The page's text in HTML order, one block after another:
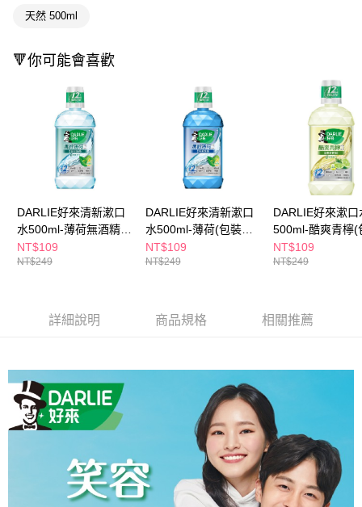
ATM／網路銀行／等多元方式進行付款，方視為交易完成。
※ 請注意：結帳手續完成當下不需立刻繳費，但若您需要取消訂單，請聯絡
後付繳納相關費用。
※ 交易是否成功請以「AFTEE先享後付 」之結帳頁面顯示為準，若有關於
是否繳費成功／繳費後需取消欲退款等相關疑問，請聯繫「AFTEE先享後付
客戶支援中心」
https://netprotections.freshdesk.com/support/home
【注意事項】
１．透過由恩沛科技股份有限公司提供之「AFTEE先享後付」服務完成之交
易，需依本服務之必要範圍內提供個人資料，並將交易相關給付款項請求債
權轉讓予恩沛科技股份有限公司。
２．關於個人資料處理事宜，請瀏覽以下網址：
３．未成年的使用者請事先徵得法定代理人或監護人之同意方可使用
「AFTEE先享後付」，若未經同意申辦者引起之損失，本公司不負相關責
任。
４．使用「AFTEE先享後付」時，將依據個別帳號之用戶狀況，依本公司即
恩沛科技股份有限公司將有權停止該用戶之使用額度並採取法律行動。
萊爾富取貨付款
付款後萊爾富取貨
每筆NT$65，滿NT$490(含以上)免運費
7-11取貨付款
每筆NT$65，滿NT$490(含以上)免運費
付款後7-11取貨
每筆NT$65，滿NT$490(含以上)免運費
宅配(本島)
每筆NT$100，滿NT$790(含以上)免運費
天然 500ml
🔻你可能會喜歡
DARLIE好來清新漱口
水500ml-薄荷無酒精
(包裝隨機出貨)
NT$109
NT$249
DARLIE好來清新漱口
水500ml-薄荷(包裝隨
機出貨)
NT$109
NT$249
DARLIE好來漱口
500ml-酷爽青檸(
隨機出貨)
NT$109
NT$249
詳細說明 商品規格 相關推薦